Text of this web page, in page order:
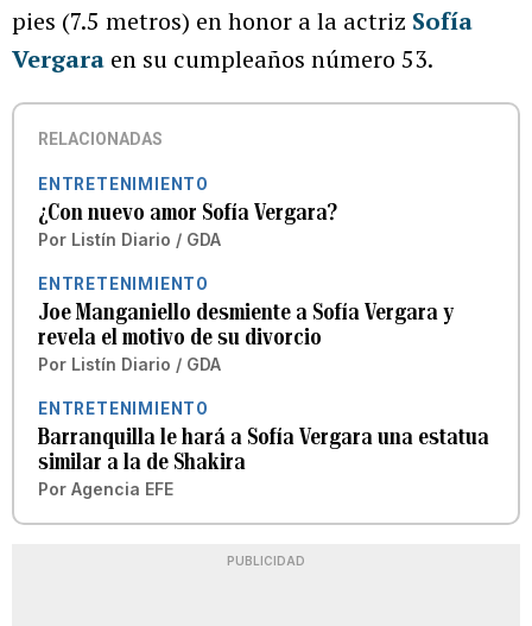
pies (7.5 metros) en honor a la actriz Sofía
Vergara en su cumpleaños número 53.
RELACIONADAS
ENTRETENIMIENTO
¿Con nuevo amor Sofía Vergara?
Por Listín Diario / GDA
ENTRETENIMIENTO
Joe Manganiello desmiente a Sofía Vergara y
revela el motivo de su divorcio
Por Listín Diario / GDA
ENTRETENIMIENTO
Barranquilla le hará a Sofía Vergara una estatua
similar a la de Shakira
Por Agencia EFE
PUBLICIDAD